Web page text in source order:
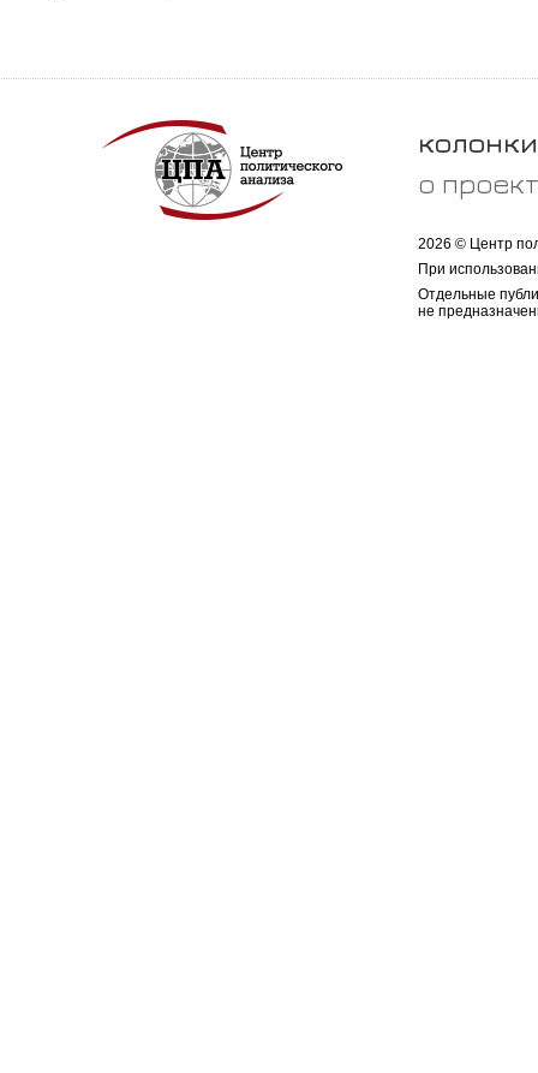
колонки
о
2026 © Центр
При
Отдельные
не